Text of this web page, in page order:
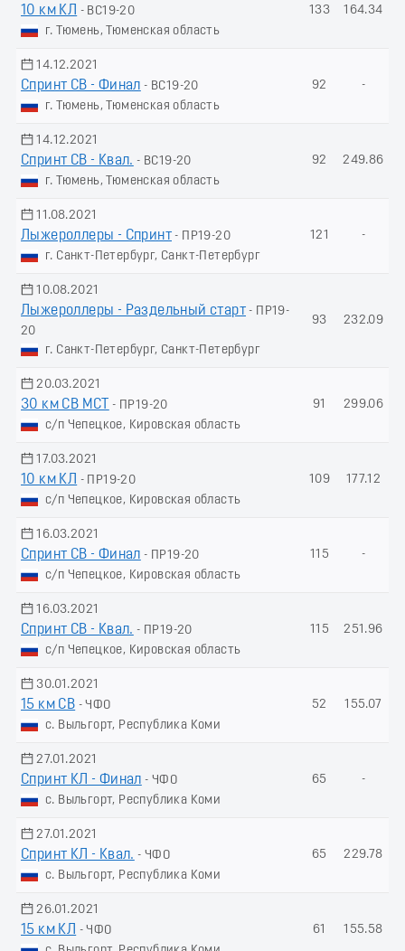
10 км КЛ
- ВС19-20
г. Тюмень, Тюменская область
133 164.34
14.12.2021
Спринт СВ - Финал - ВС19-20
г. Тюмень, Тюменская область
92 -
14.12.2021
Спринт СВ - Квал. - ВС19-20
г. Тюмень, Тюменская область
92 249.86
11.08.2021
Лыжероллеры - Спринт - ПР19-20
г. Санкт-Петербург, Санкт-Петербург
121 -
10.08.2021
Лыжероллеры - Раздельный старт - ПР19-
20
г. Санкт-Петербург, Санкт-Петербург
93 232.09
20.03.2021
30 км СВ МСТ
- ПР19-20
с/п Чепецкое, Кировская область
91 299.06
17.03.2021
10 км КЛ
- ПР19-20
с/п Чепецкое, Кировская область
109 177.12
16.03.2021
Спринт СВ - Финал - ПР19-20
с/п Чепецкое, Кировская область
115 -
16.03.2021
Спринт СВ - Квал. - ПР19-20
с/п Чепецкое, Кировская область
115 251.96
30.01.2021
15 км СВ - ЧФО
с. Выльгорт, Республика Коми
52 155.07
27.01.2021
Спринт КЛ - Финал - ЧФО
с. Выльгорт, Республика Коми
65 -
27.01.2021
Спринт КЛ - Квал. - ЧФО
с. Выльгорт, Республика Коми
65 229.78
26.01.2021
15 км КЛ
- ЧФО
61 155.58